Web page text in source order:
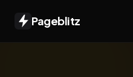
Pageblitz